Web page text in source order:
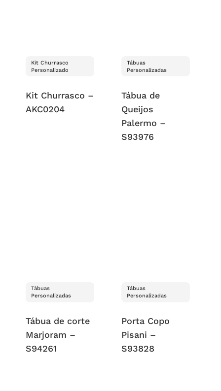
Kit Churrasco
Personalizado
Kit Churrasco –
AKC0204
Tábuas
Personalizadas
Tábua de
Queijos
Palermo –
S93976
Tábuas
Personalizadas
Tábua de corte
Marjoram –
S94261
Tábuas
Personalizadas
Porta Copo
Pisani –
S93828